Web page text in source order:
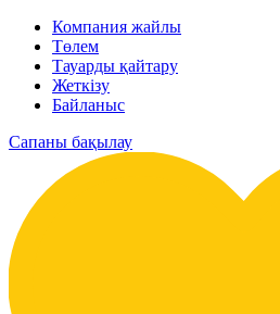
Компания жайлы
Төлем
Тауарды қайтару
Жеткізу
Байланыс
Сапаны бақылау